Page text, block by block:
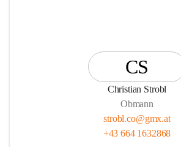
CS
Christian Strobl
Obmann
strobl.co@gmx.at
+43 664 1632868